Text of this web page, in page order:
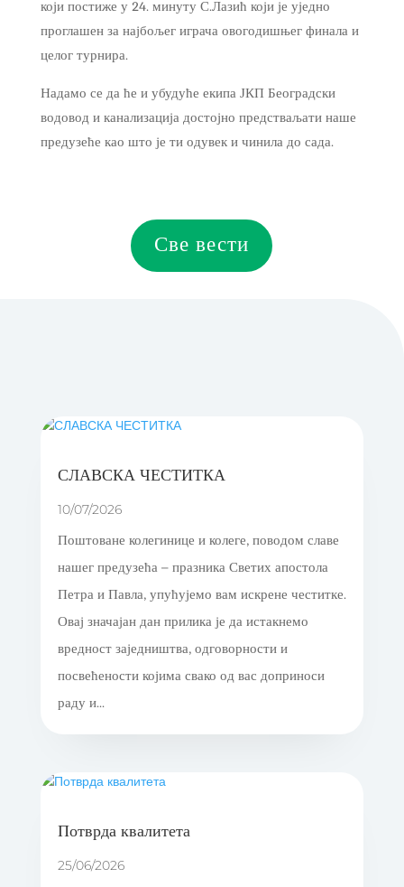
који постиже у 24. минуту С.Лазић који је уједно
проглашен за најбољег играча овогодишњег финала и
целог турнира.
Надамо се да ће и убудуће екипа ЈКП Београдски
водовод и канализација достојно предстваљати наше
предузеће као што је ти одувек и чинила до сада.
Све вести
СЛАВСКА ЧЕСТИТКА
10/07/2026
Поштоване колегинице и колеге, поводом славе
нашег предузећа – празника Светих апостола
Петра и Павла, упућујемо вам искрене честитке.
Овај значајан дан прилика је да истакнемо
вредност заједништва, одговорности и
посвећености којима свако од вас доприноси
раду и...
Потврда квалитета
25/06/2026